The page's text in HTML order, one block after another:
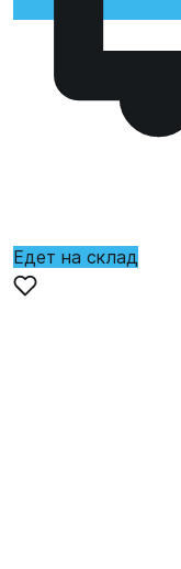
Едет на склад